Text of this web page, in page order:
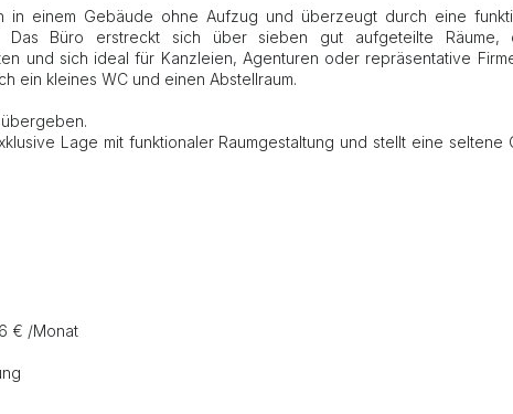
in einem Gebäude ohne Aufzug und überzeugt durch eine
Das Büro erstreckt sich über sieben gut aufgeteilte Räume,
und sich ideal für Kanzleien, Agenturen oder repräsentative
ein kleines WC und einen Abstellraum.
Lage mit funktionaler Raumgestaltung und stellt eine seltene
€ /Monat